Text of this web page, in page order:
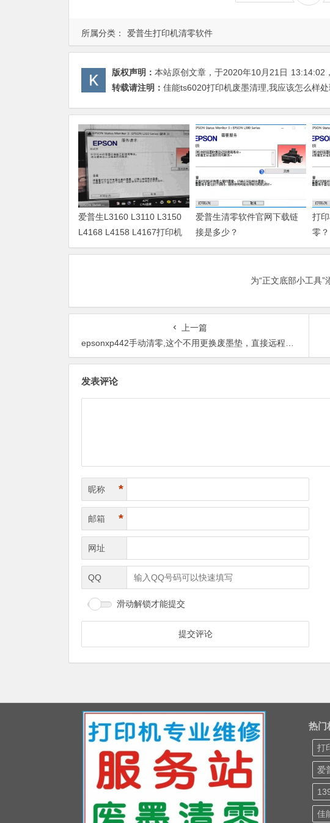
所属分类： 爱普生打印机清零软件
版权声明： 本站原创文章，于2020年10月21日 13:14:02
转载请注明： 佳能ts6020打印机废墨清理,我应该怎么样
爱普生L3160 L3110 L3150
L4168 L4158 L4167打印机
废墨清零软件
爱普生清零软件官网下载链
接是多少？
打
零？
为“正文底部小工具”
上一篇
epsonxp442手动清零,这个不用更换废墨垫，直接远程操作就好了。
发表评论
昵称 *
邮箱 *
网址
QQ
滑动解锁才能提交
热门
打
爱
佳